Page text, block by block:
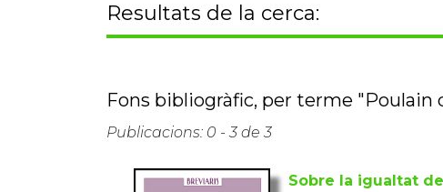
Resultats de la cerca:
Fons bibliogràfic, per terme "Poulain
Publicacions: 0 - 3 de 3
Sobre la igualtat